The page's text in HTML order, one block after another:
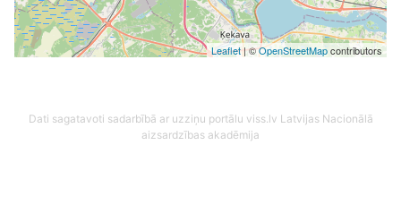
Leaflet| ©OpenStreetMapcontributors
Dati sagatavoti sadarbībā ar uzziņu portālu viss.lv Latvijas Nacionālā
aizsardzības akadēmija